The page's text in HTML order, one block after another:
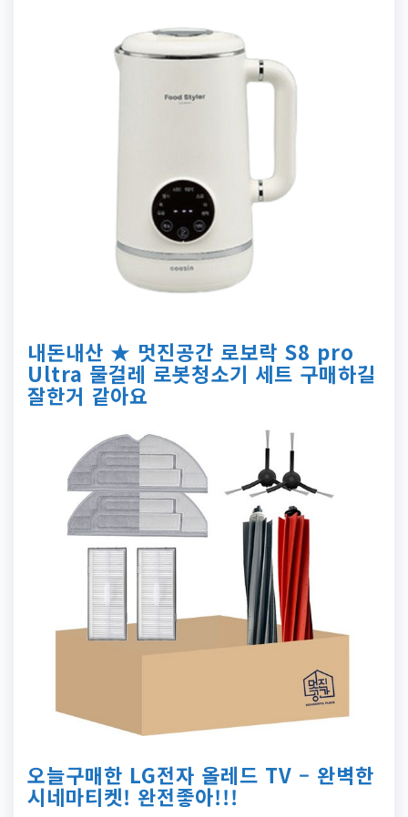
내돈내산 ★ 멋진공간 로보락 S8 pro
Ultra 물걸레 로봇청소기 세트 구매하길
잘한거 같아요
오늘구매한 LG전자 올레드 TV – 완벽한
시네마티켓! 완전좋아!!!